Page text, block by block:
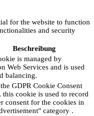
for the website to function
and security
Beschreibung
is managed by
Web Services and is used
balancing.
GDPR Cookie Consent
this cookie is used to record
consent for the cookies in
category .